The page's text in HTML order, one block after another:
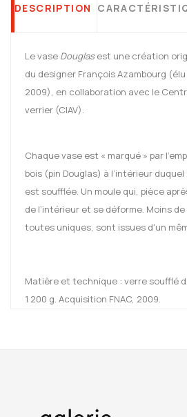
DESCRIPTION
Le vase Douglasest une création
du designer François Azambourg
2009), en collaboration avec le
verrier (CIAV).
Chaque vase est « marqué » par
bois (pin Douglas) à l’intérieur
est soufflée. Un moule qui, pièce
de l’intérieur et se déforme. Moins
toutes uniques, sont issues d'un
Matière et technique : verre soufflé
1 200 g. Acquisition FNAC, 2009.